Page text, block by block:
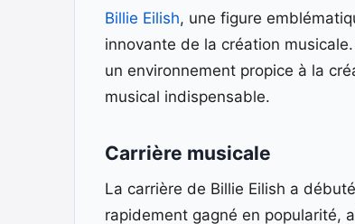
Billie Eilish, une figure
innovante de la création
un environnement propice à la
musical indispensable.
Carrière musicale
La carrière de Billie Eilish a
rapidement gagné en popularité,